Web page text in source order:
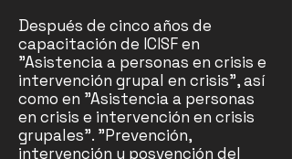
Después de cinco años de
capacitación de ICISF en
"Asistencia a personas en crisis e
intervención grupal en crisis", así
como en "Asistencia a personas
en crisis e intervención en crisis
grupales". "Prevención,
intervención y posvención del